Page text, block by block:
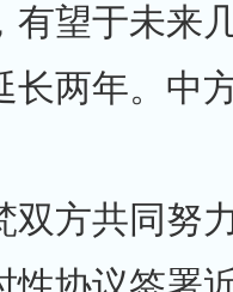
有望于未来
长两年。中
双方共同努